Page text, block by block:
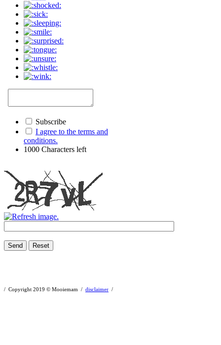
Subscribe
I agree to the terms and
conditions.
1000 Characters left
Send Reset
/ Copyright 2019 © Mooiemam / disclaimer /